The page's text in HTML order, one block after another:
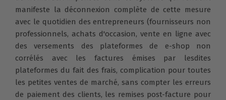
manifeste la déconnexion complète de cette mesure
avec le quotidien des entrepreneurs (fournisseurs non
professionnels, achats d'occasion, vente en ligne avec
des versements des plateformes de e-shop non
corrélés avec les factures émises par lesdites
plateformes du fait des frais, complication pour toutes
les petites ventes de marché, sans compter les erreurs
de paiement des clients, les remises post-facture pour